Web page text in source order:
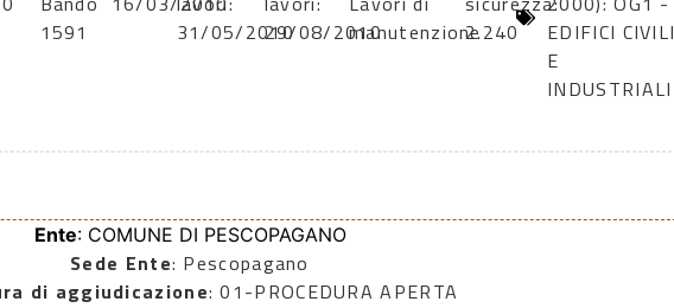
1591
31/05/201029/08/2010manutenzione2.240
EDIFICI CIVILI
E
INDUSTRIALI
Ente: COMUNE DI PESCOPAGANO
Sede Ente: Pescopagano
di aggiudicazione: 01-PROCEDURA APERTA